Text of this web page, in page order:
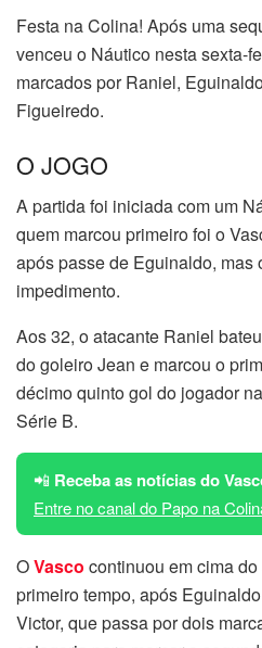
Festa na Colina! Após uma
venceu o Náutico nesta sexta-
marcados por Raniel,
Figueiredo.
O JOGO
A partida foi iniciada com um
quem marcou primeiro foi o
após passe de Eguinaldo, mas
impedimento.
Aos 32, o atacante Raniel
do goleiro Jean e marcou o
décimo quinto gol do jogador
Série B.
📲 Receba as notícias do
Entre no canal do Papo na
OVasco continuou em cima
primeiro tempo, após
Victor, que passa por dois